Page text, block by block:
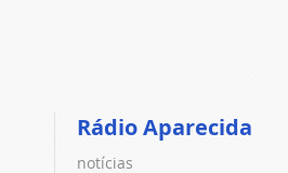
Rádio Aparecida
notícias